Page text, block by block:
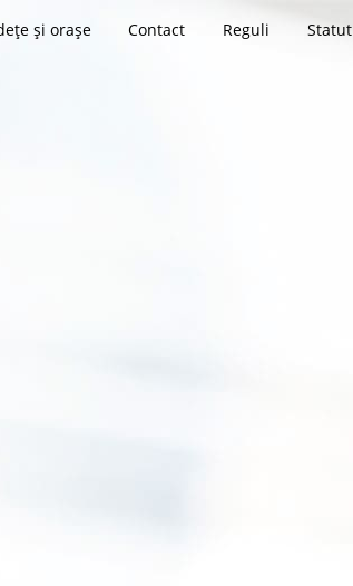
și orașe Contact Reguli Statut